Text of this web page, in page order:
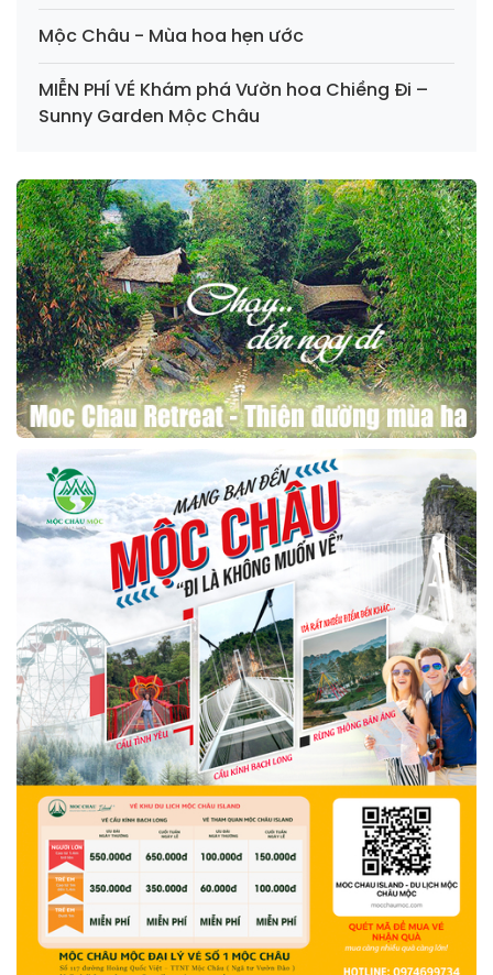
Mộc Châu - Mùa hoa hẹn ước
MIỄN PHÍ VÉ Khám phá Vườn hoa Chiềng Đi –
Sunny Garden Mộc Châu